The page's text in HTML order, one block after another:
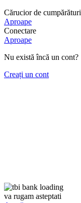
Cărucior de cumpărături
Aproape
Conectare
Aproape
Nu există încă un cont?
Creați un cont
va rugam asteptati